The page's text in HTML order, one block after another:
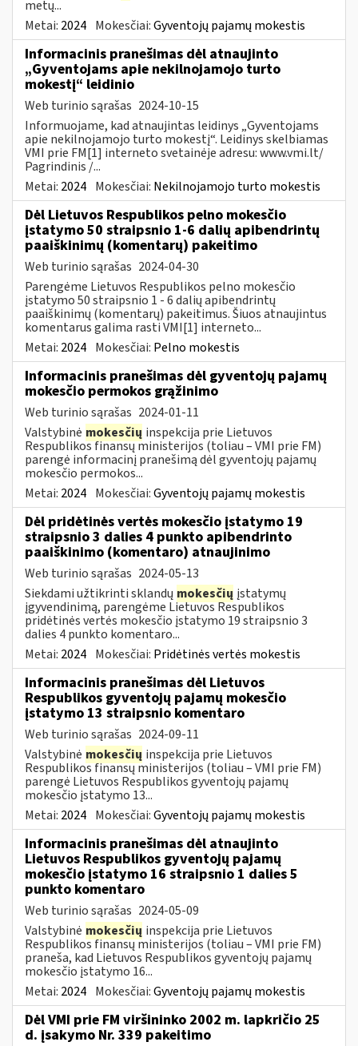
metų...
Metai: 2024 Mokesčiai:Gyventojų pajamų mokestis
Informacinis pranešimas dėl atnaujinto
„Gyventojams apie nekilnojamojo turto
mokestį“ leidinio
Web turinio sąrašas 2024-10-15
Informuojame, kad atnaujintas leidinys „Gyventojams
apie nekilnojamojo turto mokestį“. Leidinys skelbiamas
VMI prie FM[1] interneto svetainėje adresu: www.vmi.lt/
Pagrindinis /...
Metai: 2024 Mokesčiai: Nekilnojamojo turto mokestis
Dėl Lietuvos Respublikos pelno mokesčio
įstatymo 50 straipsnio 1-6 dalių apibendrintų
paaiškinimų (komentarų) pakeitimo
Web turinio sąrašas 2024-04-30
Parengėme Lietuvos Respublikos pelno mokesčio
įstatymo 50 straipsnio 1 - 6 dalių apibendrintų
paaiškinimų (komentarų) pakeitimus. Šiuos atnaujintus
komentarus galima rasti VMI[1] interneto...
Metai: 2024 Mokesčiai: Pelno mokestis
Informacinis pranešimas dėl gyventojų pajamų
mokesčio permokos grąžinimo
Web turinio sąrašas 2024-01-11
Valstybinė mokesčių inspekcija prie Lietuvos
Respublikos finansų ministerijos (toliau – VMI prie FM)
parengė informacinį pranešimą dėl gyventojų pajamų
mokesčio permokos...
Metai: 2024 Mokesčiai:Gyventojų pajamų mokestis
Dėl pridėtinės vertės mokesčio įstatymo 19
straipsnio 3 dalies 4 punkto apibendrinto
paaiškinimo (komentaro) atnaujinimo
Web turinio sąrašas 2024-05-13
Siekdami užtikrinti sklandų mokesčių įstatymų
įgyvendinimą, parengėme Lietuvos Respublikos
pridėtinės vertės mokesčio įstatymo 19 straipsnio 3
dalies 4 punkto komentaro...
Metai: 2024 Mokesčiai: Pridėtinės vertės mokestis
Informacinis pranešimas dėl Lietuvos
Respublikos gyventojų pajamų mokesčio
įstatymo 13 straipsnio komentaro
Web turinio sąrašas 2024-09-11
Valstybinė mokesčių inspekcija prie Lietuvos
Respublikos finansų ministerijos (toliau – VMI prie FM)
parengė Lietuvos Respublikos gyventojų pajamų
mokesčio įstatymo 13...
Metai: 2024 Mokesčiai:Gyventojų pajamų mokestis
Informacinis pranešimas dėl atnaujinto
Lietuvos Respublikos gyventojų pajamų
mokesčio įstatymo 16 straipsnio 1 dalies 5
punkto komentaro
Web turinio sąrašas 2024-05-09
Valstybinė mokesčių inspekcija prie Lietuvos
Respublikos finansų ministerijos (toliau – VMI prie FM)
praneša, kad Lietuvos Respublikos gyventojų pajamų
mokesčio įstatymo 16...
Metai: 2024 Mokesčiai:Gyventojų pajamų mokestis
Dėl VMI prie FM viršininko 2002 m. lapkričio 25
d. įsakymo Nr. 339 pakeitimo